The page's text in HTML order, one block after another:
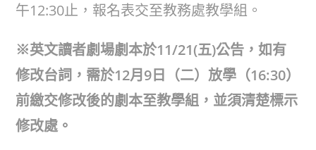
午12:30止，報名表交至教務處教學組。
※英文讀者劇場劇本於11/21(五)公告，如有
修改台詞，需於12月9日（二）放學（16:30）
前繳交修改後的劇本至教學組，並須清楚標示
修改處。